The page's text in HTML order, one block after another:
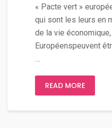
« Pacte vert »
qui sont les leurs en
de la vie
Européenspeuvent
READ MORE